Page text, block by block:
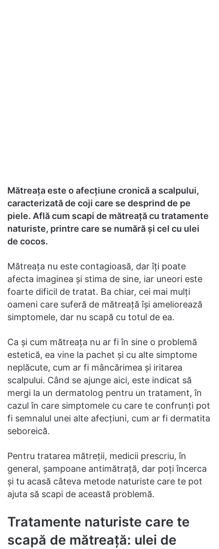
Mătreaţa este o afecţiune cronică a scalpului,
caracterizată de coji care se desprind de pe
piele. Află cum scapi de mătreaţă cu tratamente
naturiste, printre care se numără şi cel cu ulei
de cocos.
Mătreaţa nu este contagioasă, dar îţi poate
afecta imaginea şi stima de sine, iar uneori este
foarte dificil de tratat. Ba chiar, cei mai mulţi
oameni care suferă de mătreaţă îşi ameliorează
simptomele, dar nu scapă cu totul de ea.
Ca şi cum mătreaţa nu ar fi în sine o problemă
estetică, ea vine la pachet şi cu alte simptome
neplăcute, cum ar fi mâncărimea şi iritarea
scalpului. Când se ajunge aici, este indicat să
mergi la un dermatolog pentru un tratament, în
cazul în care simptomele cu care te confrunţi pot
fi semnalul unei alte afecţiuni, cum ar fi dermatita
seboreică.
Pentru tratarea mătreţii, medicii prescriu, în
general, şampoane antimătraţă, dar poţi încerca
şi tu acasă câteva metode naturiste care te pot
ajuta să scapi de această problemă.
Tratamente naturiste care te
scapă de mătreaţă: ulei de